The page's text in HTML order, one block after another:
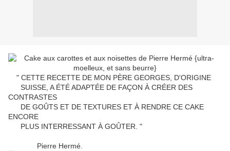
" CETTE RECETTE DE MON PÈRE GEORGES, D'ORIGINE
SUISSE, A ÉTÉ ADAPTÉE DE FAÇON À CRÉER DES
CONTRASTES
DE GOÛTS ET DE TEXTURES ET À RENDRE CE CAKE
ENCORE
PLUS INTERRESSANT À GOÛTER. "
Pierre Hermé.